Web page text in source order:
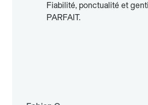
Fiabilité, ponctualité et
PARFAIT.